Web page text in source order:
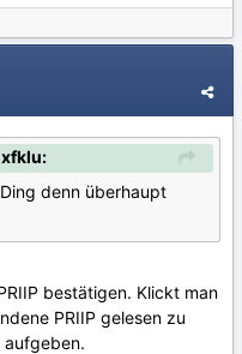
denn überhaupt
bestätigen. Klickt man
PRIIP gelesen zu
aufgeben.